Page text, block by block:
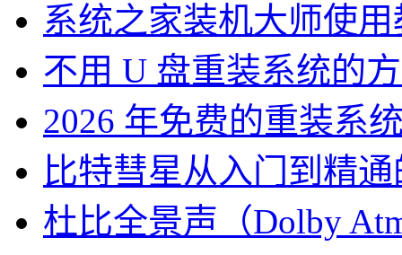
系统之家装机大师使
不用 U 盘重装系统的
2026 年免费的重装系
比特彗星从入门到精
杜比全景声（Dolby